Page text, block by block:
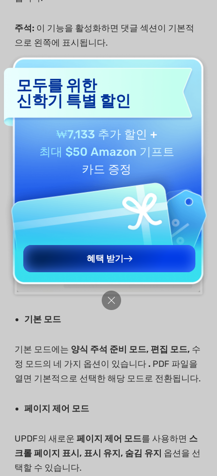
주석: 이 기능을 활성화하면 댓글 섹션이 기본적
으로 왼쪽에 표시됩니다.
양식 ​​필드 옵션을 선택하면 PDF를 열
때마다 왼쪽에 양식 필드가 열립니다.
첨부 파일:이 옵션을 선택하면 UPDF로 PDF를 열
때마다 첨부 파일 목록이 열립니다.
기본 모드
기본 모드에는 양식 주석 준비 모드, 편집 모드, 수
정 모드의 네 가지 옵션이 있습니다 . PDF 파일을
열면 기본적으로 선택한 해당 모드로 전환됩니다.
페이지 제어 모드
UPDF의 새로운 페이지 제어 모드를 사용하면 스
크롤 페이지 표시, 표시 유지, 숨김 유지 옵션을 선
택할 수 있습니다.
모두를 위한
신학기 특별 할인
₩7,133 추가 할인 +
최대 $50 Amazon 기프트
카드 증정
혜택 받기